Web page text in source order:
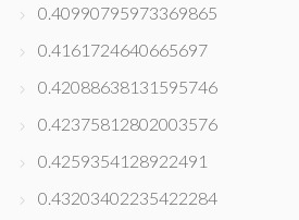
0.40990795973369865
0.4161724640665697
0.42088638131595746
0.42375812802003576
0.4259354128922491
0.43203402235422284